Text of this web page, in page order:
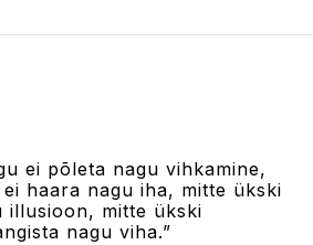
ei põleta nagu vihkamine,
haara nagu iha, mitte ükski
illusioon, mitte ükski
nagu viha.”